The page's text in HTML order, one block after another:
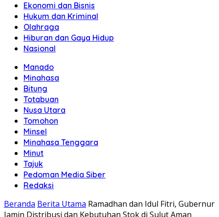
Ekonomi dan Bisnis
Hukum dan Kriminal
Olahraga
Hiburan dan Gaya Hidup
Nasional
Manado
Minahasa
Bitung
Totabuan
Nusa Utara
Tomohon
Minsel
Minahasa Tenggara
Minut
Tajuk
Pedoman Media Siber
Redaksi
Beranda Berita Utama Ramadhan dan Idul Fitri, Gubernur
Jamin Distribusi dan Kebutuhan Stok di Sulut Aman